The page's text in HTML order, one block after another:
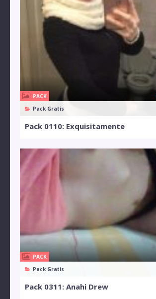
PACK
Pack Gratis
Pack 0110: Exquisitamente
PACK
Pack Gratis
Pack 0311: Anahi Drew